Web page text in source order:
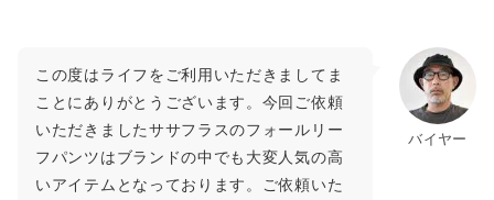
バイヤー
この度はライフをご利用いただきましてま
ことにありがとうございます。今回ご依頼
いただきましたササフラスのフォールリー
フパンツはブランドの中でも大変人気の高
いアイテムとなっております。ご依頼いた